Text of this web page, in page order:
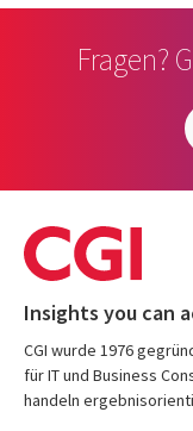
Fragen?
Insights you can
CGI wurde 1976
für IT und Business
handeln